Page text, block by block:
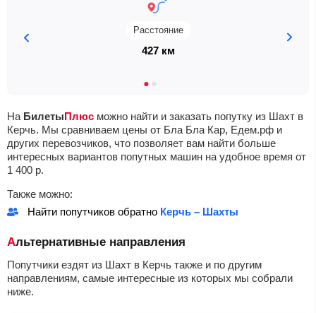
Расстояние
427 км
На БилетыПлюс можно найти и заказать попутку из Шахт в
Керчь. Мы сравниваем цены от Бла Бла Кар, Едем.рф и
других перевозчиков, что позволяет вам найти больше
интересных вариантов попутных машин на удобное время от
1 400 р.
Также можно:
Найти попутчиков обратно Керчь – Шахты
Альтернативные направления
Попутчики ездят из Шахт в Керчь также и по другим
направлениям, самые интересные из которых мы собрали
ниже.